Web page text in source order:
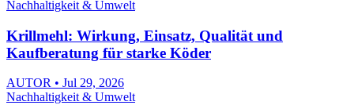
Nachhaltigkeit & Umwelt
Krillmehl: Wirkung, Einsatz, Qualität und
Kaufberatung für starke Köder
AUTOR • Jul 29, 2026
Nachhaltigkeit & Umwelt